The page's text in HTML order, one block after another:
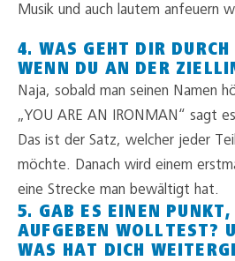
Musik und auch lautem anfeuern
4. WAS GEHT DIR
WENN DU AN DER
Naja, sobald man seinen Namen
„YOU ARE AN IRONMAN“ sagt
Das ist der Satz, welcher jeder
möchte. Danach wird einem
eine Strecke man bewältigt hat.
5. GAB ES EINEN
AUFGEBEN WOLLTEST?
WAS HAT DICH